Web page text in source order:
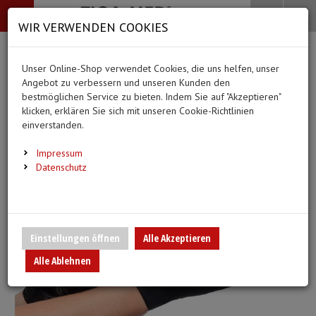
-->
Bekleidung
Alle Kategorien
BEKLEIDUNG (20 Ergebnisse)
Alle anzeigen
Handschuhe
Überschuhe
Esslätzchen
Hauben
Medizinische Hilfsmittel
Alle Kategorien
MEDIZINISCHE
Ergebnisse)
Urinbeutel/Beinbeutel
Pflege & Alltag
Alle Kategorien
PFLEGE & ALLTAG
Medikation
Urinflaschen &
Alle Kategorien
DIAGNOSTIK &
EKG-Elektroden &
Fieberthermometer
Ihr Warenkorb ist momentan leer.
Ergebnisse () Fertig
Menü Search
WIR VERWENDEN COOKIES
Unser Online-Shop verwendet Cookies, die uns helfen, unser
Angebot zu verbessern und unseren Kunden den
bestmöglichen Service zu bieten. Indem Sie auf "Akzeptieren"
klicken, erklären Sie sich mit unseren Cookie-Richtlinien
einverstanden.
Impressum
Datenschutz
Einstellungen öffnen
Alle Akzeptieren
Alle Ablehnen